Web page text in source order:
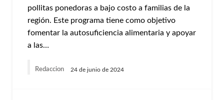
pollitas ponedoras a bajo costo a familias de la
región. Este programa tiene como objetivo
fomentar la autosuficiencia alimentaria y apoyar
a las…
Redaccion 24 de junio de 2024